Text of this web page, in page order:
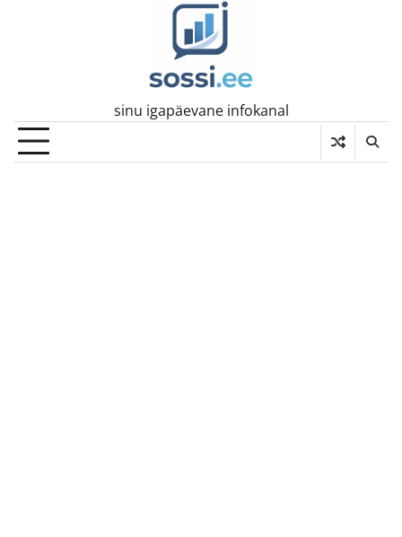
sinu igapäevane infokanal